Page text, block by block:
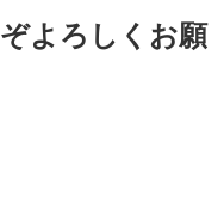
よろしくお願